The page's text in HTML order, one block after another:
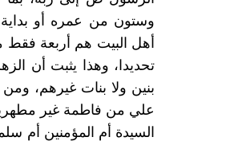
وستون من عمره أو بداية
أهل البيت هم أربعة
تحديدا، وهذا يثبت أن
بنين ولا بنات غيرهم،
علي من فاطمة غير
السيدة أم المؤمنين أم